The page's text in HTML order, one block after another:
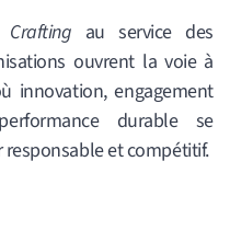
au service des
ouvrent la voie à
innovation, engagement
durable se
et compétitif.